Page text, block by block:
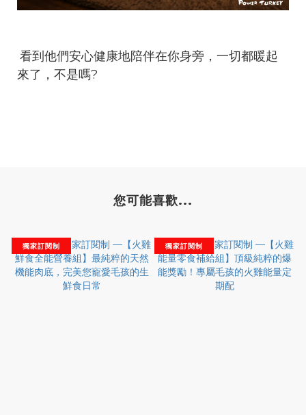
看到他們安心健康地陪伴在你身旁，一切都暖起
來了，不是嗎?
您可能喜歡...
獨家訂閱制 獨家訂閱制